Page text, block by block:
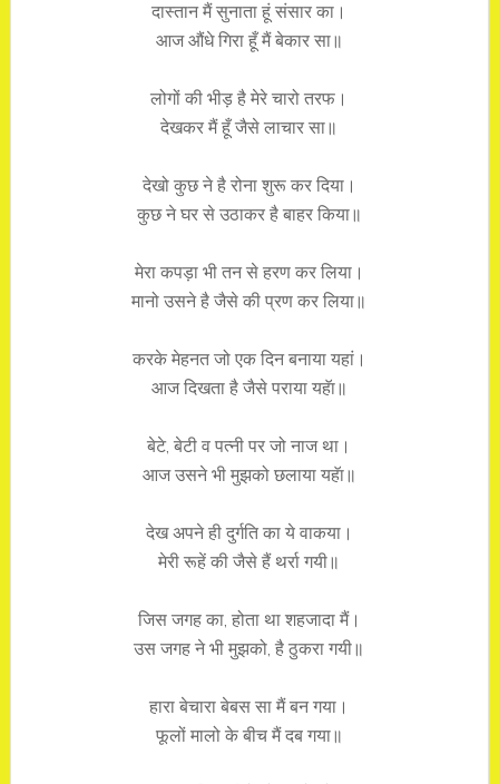
दास्तान मैं सुनाता हूं संसार का।
आज औंधे गिरा हूँ मैं बेकार सा॥
लोगों की भीड़ है मेरे चारो तरफ।
देखकर मैं हूँ जैसे लाचार सा॥
देखो कुछ ने है रोना शुरू कर दिया।
कुछ ने घर से उठाकर है बाहर किया॥
मेरा कपड़ा भी तन से हरण कर लिया।
मानो उसने है जैसे की प्रण कर लिया॥
करके मेहनत जो एक दिन बनाया यहां।
आज दिखता है जैसे पराया यहॅा॥
बेटे, बेटी व पत्नी पर जो नाज था।
आज उसने भी मुझको छलाया यहॅा॥
देख अपने ही दुर्गति का ये वाकया।
मेरी रूहें की जैसे हैं थर्रा गयी॥
जिस जगह का, होता था शहजादा मैं।
उस जगह ने भी मुझको, है ठुकरा गयी॥
हारा बेचारा बेबस सा मैं बन गया।
फूलों मालो के बीच मैं दब गया॥